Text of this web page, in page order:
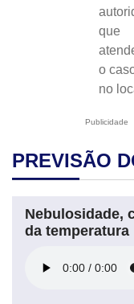
Publicidade
que
o
no
PREVISÃO
Nebulosidade,
da temperatura